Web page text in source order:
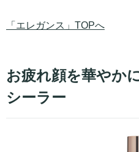
「エレガンス」TOPへ
お疲れ顔を華やか
シーラー